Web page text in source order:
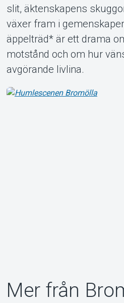
slit, äktenskapens
växer fram i
äppelträd* är ett drama
motstånd och om hur
avgörande livlina.
Mer från